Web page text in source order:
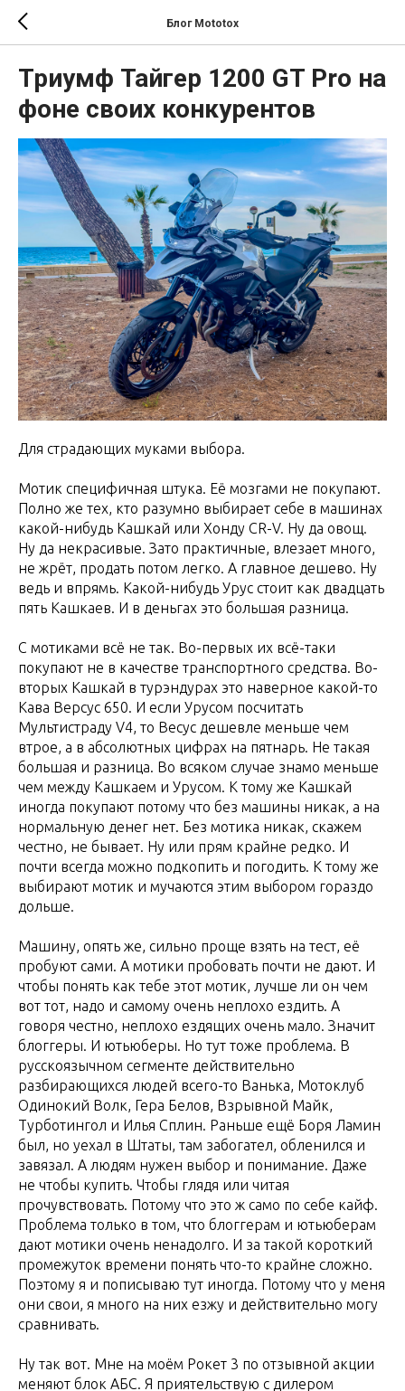
Блог Mototox
Триумф Тайгер 1200 GT Pro на
фоне своих конкурентов
Для страдающих муками выбора.
Мотик специфичная штука. Её мозгами не покупают.
Полно же тех, кто разумно выбирает себе в машинах
какой-нибудь Кашкай или Хонду CR-V. Ну да овощ.
Ну да некрасивые. Зато практичные, влезает много,
не жрёт, продать потом легко. А главное дешево. Ну
ведь и впрямь. Какой-нибудь Урус стоит как двадцать
пять Кашкаев. И в деньгах это большая разница.
С мотиками всё не так. Во-первых их всё-таки
покупают не в качестве транспортного средства. Во-
вторых Кашкай в турэндурах это наверное какой-то
Кава Версус 650. И если Урусом посчитать
Мультистраду V4, то Весус дешевле меньше чем
втрое, а в абсолютных цифрах на пятнарь. Не такая
большая и разница. Во всяком случае знамо меньше
чем между Кашкаем и Урусом. К тому же Кашкай
иногда покупают потому что без машины никак, а на
нормальную денег нет. Без мотика никак, скажем
честно, не бывает. Ну или прям крайне редко. И
почти всегда можно подкопить и погодить. К тому же
выбирают мотик и мучаются этим выбором гораздо
дольше.
Машину, опять же, сильно проще взять на тест, её
пробуют сами. А мотики пробовать почти не дают. И
чтобы понять как тебе этот мотик, лучше ли он чем
вот тот, надо и самому очень неплохо ездить. А
говоря честно, неплохо ездящих очень мало. Значит
блоггеры. И ютьюберы. Но тут тоже проблема. В
русскоязычном сегменте действительно
разбирающихся людей всего-то Ванька, Мотоклуб
Одинокий Волк, Гера Белов, Взрывной Майк,
Турботингол и Илья Сплин. Раньше ещё Боря Ламин
был, но уехал в Штаты, там забогател, обленился и
завязал. А людям нужен выбор и понимание. Даже
не чтобы купить. Чтобы глядя или читая
прочувствовать. Потому что это ж само по себе кайф.
Проблема только в том, что блоггерам и ютьюберам
дают мотики очень ненадолго. И за такой короткий
промежуток времени понять что-то крайне сложно.
Поэтому я и пописываю тут иногда. Потому что у меня
они свои, я много на них езжу и действительно могу
сравнивать.
Ну так вот. Мне на моём Рокет 3 по отзывной акции
меняют блок АБС. Я приятельствую с дилером